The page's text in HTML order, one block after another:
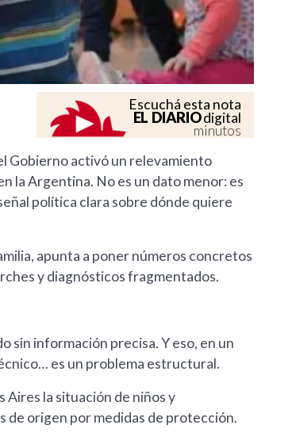
Escuchá esta nota
EL DIARIOdigital
minutos
Gobierno activó un relevamiento
la Argentina. No es un dato menor: es
política clara sobre dónde quiere
apunta a poner números concretos
y diagnósticos fragmentados.
sin información precisa. Y eso, en un
es un problema estructural.
Aires la situación de niños y
de origen por medidas de protección.